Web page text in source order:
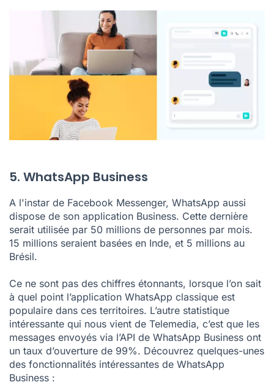
5. WhatsApp Business
A l'instar de Facebook Messenger, WhatsApp aussi
dispose de son application Business. Cette dernière
serait utilisée par 50 millions de personnes par mois.
15 millions seraient basées en Inde, et 5 millions au
Brésil.
Ce ne sont pas des chiffres étonnants, lorsque l’on sait
à quel point l’application WhatsApp classique est
populaire dans ces territoires. L’autre statistique
intéressante qui nous vient de Telemedia, c’est que les
messages envoyés via l’API de WhatsApp Business ont
un taux d’ouverture de 99%. Découvrez quelques-unes
des fonctionnalités intéressantes de WhatsApp
Business :